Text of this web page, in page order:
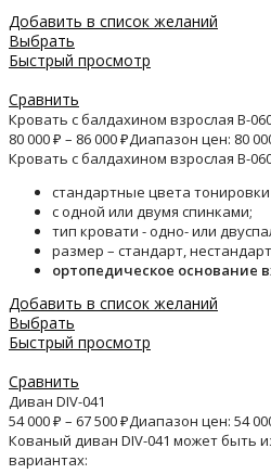
Добавить в список желаний
Выбрать
Быстрый просмотр
Сравнить
Кровать с балдахином взрослая B-
80 000₽ – 86 000₽Диапазон цен: 80
Кровать с балдахином взрослая B-
стандартные цвета
с одной или двумя спинками;
тип кровати - одно- или
размер – стандарт,
ортопедическое основание
Добавить в список желаний
Выбрать
Быстрый просмотр
Сравнить
Диван DIV-041
54 000₽ – 67 500₽Диапазон цен: 54
Кованый диван DIV-041 может быть
вариантах: